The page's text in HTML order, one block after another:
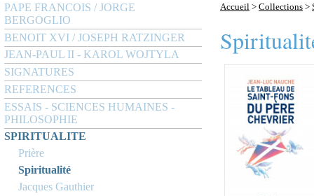
PAPE FRANCOIS / JORGE
BERGOGLIO
BENOIT XVI / JOSEPH RATZINGER
JEAN-PAUL II - KAROL WOJTYLA
SIGNATURES
REFERENCES
ESSAIS - SCIENCES HUMAINES -
PHILOSOPHIE
SPIRITUALITE
Prière
Spiritualité
Jacques Gauthier
Accueil > Collections >